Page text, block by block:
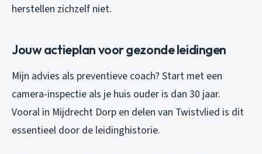
herstellen zichzelf niet.
Jouw actieplan voor gezonde leidingen
Mijn advies als preventieve coach? Start met een
camera-inspectie als je huis ouder is dan 30 jaar.
Vooral in Mijdrecht Dorp en delen van Twistvlied is dit
essentieel door de leidinghistorie.